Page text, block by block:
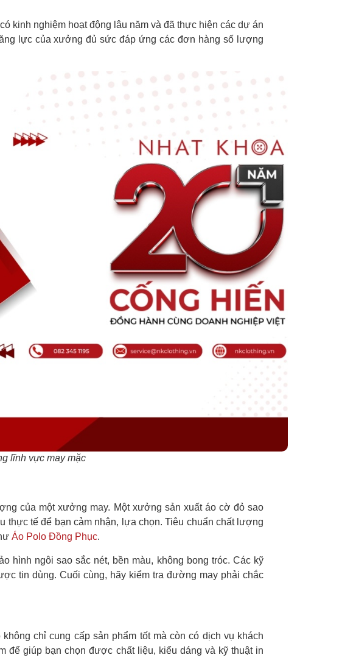
kinh nghiệm hoạt động lâu năm và đã thực hiện các dự án
lực của xưởng đủ sức đáp ứng các đơn hàng số lượng
lĩnh vực may mặc
của một xưởng may. Một xưởng sản xuất áo cờ đỏ sao
thực tế để bạn cảm nhận, lựa chọn. Tiêu chuẩn chất lượng
Áo Polo Đồng Phục.
hình ngôi sao sắc nét, bền màu, không bong tróc. Các kỹ
tin dùng. Cuối cùng, hãy kiểm tra đường may phải chắc
chỉ cung cấp sản phẩm tốt mà còn có dịch vụ khách
để giúp bạn chọn được chất liệu, kiểu dáng và kỹ thuật in